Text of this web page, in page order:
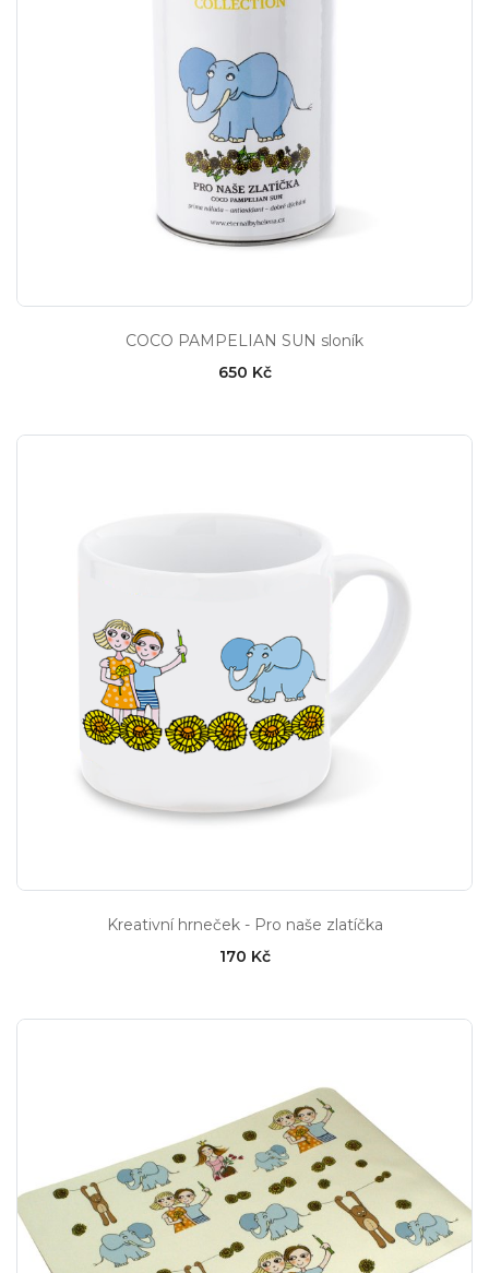
COCO PAMPELIAN SUN sloník
650 Kč
Kreativní hrneček - Pro naše zlatíčka
170 Kč